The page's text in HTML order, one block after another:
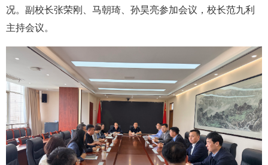
况。副校长张荣刚、马朝琦、孙昊亮参加会议，校长范九利
主持会议。